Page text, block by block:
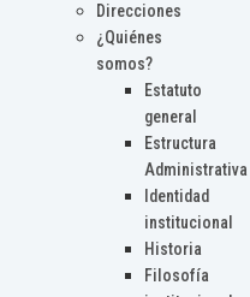
Direcciones
¿Quiénes
somos?
Estatuto
general
Estructura
Administrativa
Identidad
institucional
Historia
Filosofía